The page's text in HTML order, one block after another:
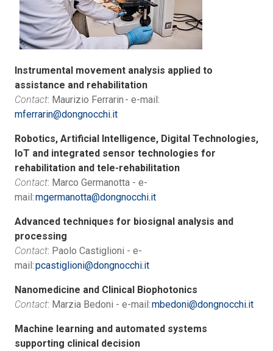
Instrumental movement analysis applied to
assistance and rehabilitation
Contact: Maurizio Ferrarin - e-mail:
mferrarin@dongnocchi.it
Robotics, Artificial Intelligence, Digital Technologies,
IoT and integrated sensor technologies for
rehabilitation and tele-rehabilitation
Contact: Marco Germanotta - e-
mail:mgermanotta@dongnocchi.it
Advanced techniques for biosignal analysis and
processing
Contact: Paolo Castiglioni - e-
mail:pcastiglioni@dongnocchi.it
Nanomedicine and Clinical Biophotonics
Contact: Marzia Bedoni - e-mail:mbedoni@dongnocchi.it
Machine learning and automated systems
supporting clinical decision